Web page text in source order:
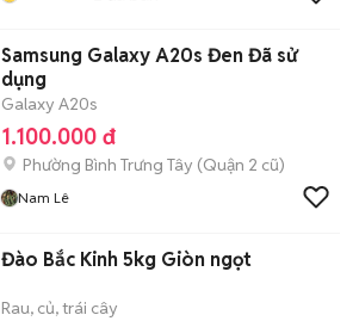
Samsung Galaxy A20s Đen Đã sử
dụng
Galaxy A20s
1.100.000 đ
Phường Bình Trưng Tây (Quận 2 cũ)
Nam Lê
Đào Bắc Kinh 5kg Giòn ngọt
Rau, củ, trái cây